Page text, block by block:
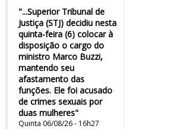
"...Superior Tribunal de
Justiça (STJ) decidiu nesta
quinta-feira (6) colocar à
disposição o cargo do
ministro Marco Buzzi,
mantendo seu
afastamento das
funções. Ele foi acusado
de crimes sexuais por
duas mulheres"
Quinta 06/08/26 - 16h27